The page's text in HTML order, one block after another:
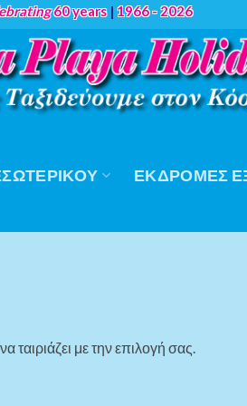
60 years | 1966 - 2026
ΕΚΔΡΟΜΈΣ
με την επιλογή σας.